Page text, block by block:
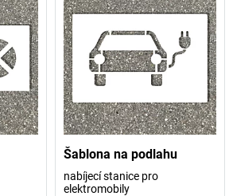
Šablona na podlahu
nabíjecí stanice pro
elektromobily